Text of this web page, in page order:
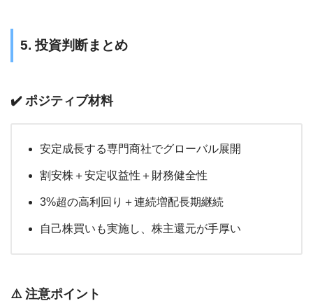
5. 投資判断まとめ
✔️ ポジティブ材料
安定成長する専門商社でグローバル展開
割安株＋安定収益性＋財務健全性
3%超の高利回り＋連続増配長期継続
自己株買いも実施し、株主還元が手厚い
⚠️ 注意ポイント